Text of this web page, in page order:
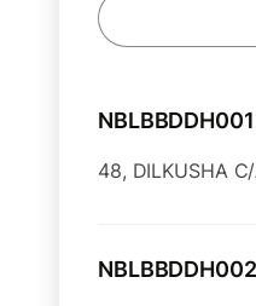
NBLBBDDH001
48, DILKUSHA
NBLBBDDH002